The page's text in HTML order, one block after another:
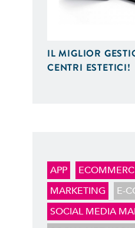
IL MIGLIOR
CENTRI ESTETICI!
APP
MARKETING
E-
SOCIAL MEDIA